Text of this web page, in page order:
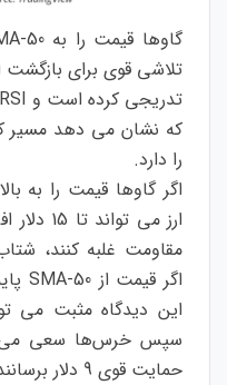
که نشان می دهد مسیر
را دارد.
ارز می
مقاومت غلبه کنند،
این دیدگاه مثبت می
سپس خرس‌ها سعی
حمایت قوی 9 دلار برسانند.